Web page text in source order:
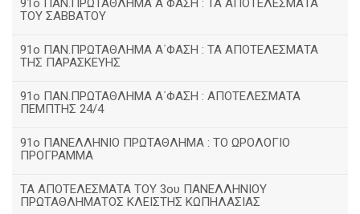
91ο ΠΑΝ.ΠΡΩΤΑΘΛΗΜΑ Α΄ΦΑΣΗ : ΤΑ ΑΠΟΤΕΛΕΣΜΑΤΑ
ΤΟΥ ΣΑΒΒΑΤΟΥ
91ο ΠΑΝ.ΠΡΩΤΑΘΛΗΜΑ Α΄ΦΑΣΗ : ΤΑ ΑΠΟΤΕΛΕΣΜΑΤΑ
ΤΗΣ ΠΑΡΑΣΚΕΥΗΣ
91ο ΠΑΝ.ΠΡΩΤΑΘΛΗΜΑ Α΄ΦΑΣΗ : ΑΠΟΤΕΛΕΣΜΑΤΑ
ΠΕΜΠΤΗΣ 24/4
91ο ΠΑΝΕΛΛΗΝΙΟ ΠΡΩΤΑΘΛΗΜΑ : ΤΟ ΩΡΟΛΟΓΙΟ
ΠΡΟΓΡΑΜΜΑ
ΤΑ ΑΠΟΤΕΛΕΣΜΑΤΑ ΤΟΥ 3ου ΠΑΝΕΛΛΗΝΙΟΥ
ΠΡΩΤΑΘΛΗΜΑΤΟΣ ΚΛΕΙΣΤΗΣ ΚΩΠΗΛΑΣΙΑΣ